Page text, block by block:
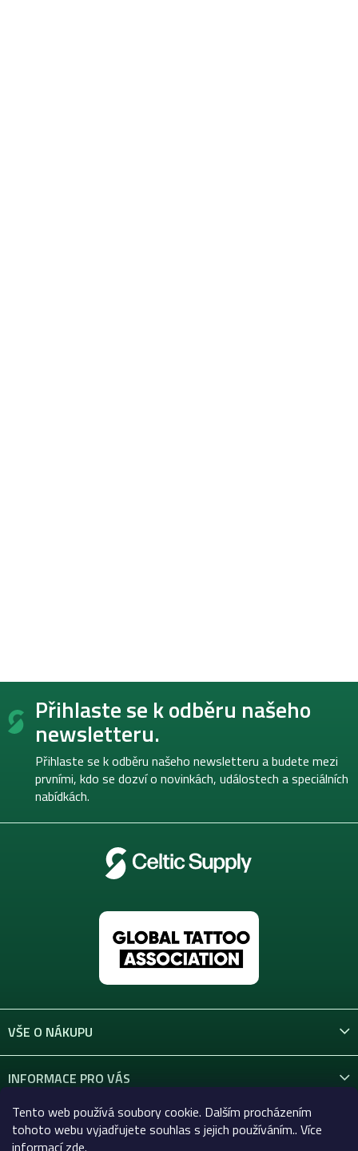
Tento web používá soubory cookie. Dalším procházením
tohoto webu vyjadřujete souhlas s jejich používáním.. Více
informacízde.
Z
Přihlaste se k odběru našeho
newsletteru.
Přihlaste se k odběru našeho newsletteru a budete mezi
prvními, kdo se dozví o novinkách, událostech a speciálních
nabídkách.
VŠE O NÁKUPU
INFORMACE PRO VÁS
KONTAKT